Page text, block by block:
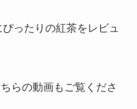
ったりの紅茶をレビュ
らの動画もご覧くださ